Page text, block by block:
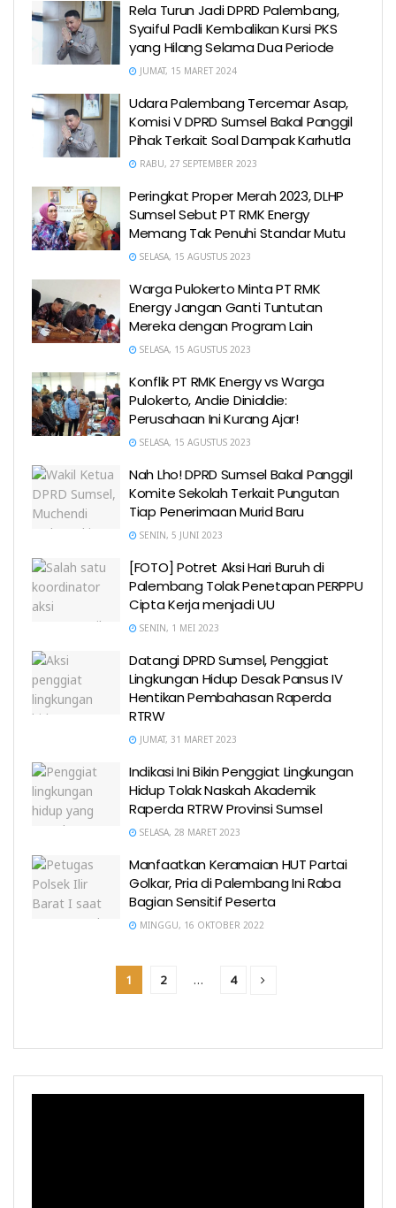
Rela Turun Jadi DPRD Palembang,
Syaiful Padli Kembalikan Kursi PKS
yang Hilang Selama Dua Periode
JUMAT, 15 MARET 2024
Udara Palembang Tercemar Asap,
Komisi V DPRD Sumsel Bakal Panggil
Pihak Terkait Soal Dampak Karhutla
RABU, 27 SEPTEMBER 2023
Peringkat Proper Merah 2023, DLHP
Sumsel Sebut PT RMK Energy
Memang Tak Penuhi Standar Mutu
SELASA, 15 AGUSTUS 2023
Warga Pulokerto Minta PT RMK
Energy Jangan Ganti Tuntutan
Mereka dengan Program Lain
SELASA, 15 AGUSTUS 2023
Konflik PT RMK Energy vs Warga
Pulokerto, Andie Dinialdie:
Perusahaan Ini Kurang Ajar!
SELASA, 15 AGUSTUS 2023
Nah Lho! DPRD Sumsel Bakal Panggil
Komite Sekolah Terkait Pungutan
Tiap Penerimaan Murid Baru
SENIN, 5 JUNI 2023
[FOTO] Potret Aksi Hari Buruh di
Palembang Tolak Penetapan PERPPU
Cipta Kerja menjadi UU
SENIN, 1 MEI 2023
Datangi DPRD Sumsel, Penggiat
Lingkungan Hidup Desak Pansus IV
Hentikan Pembahasan Raperda
RTRW
JUMAT, 31 MARET 2023
Indikasi Ini Bikin Penggiat Lingkungan
Hidup Tolak Naskah Akademik
Raperda RTRW Provinsi Sumsel
SELASA, 28 MARET 2023
Manfaatkan Keramaian HUT Partai
Golkar, Pria di Palembang Ini Raba
Bagian Sensitif Peserta
MINGGU, 16 OKTOBER 2022
1 2 … 4